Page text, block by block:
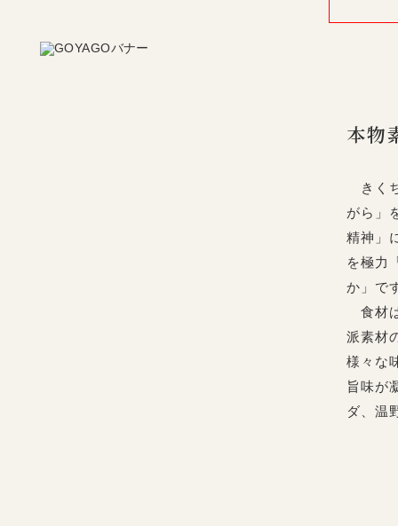
本物
きく
がら」
精神」
を極力
か」で
食材
派素材
様々な
旨味が
ダ、温